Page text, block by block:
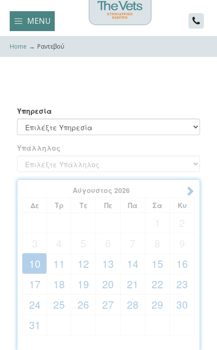
MENU
Home → Ραντεβού
Υπηρεσία
Υπάλληλος
Αύγουστος 2026
Δε
Τρ Τε Πε Πα Σα Κυ
10
11 12 13 14 15
16
17
18 19 20 21 22
23
24
25 26 27 28 29
30
31